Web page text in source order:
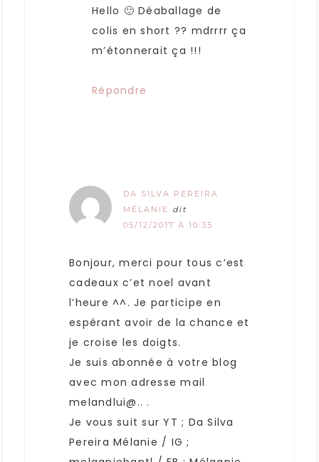
Hello 🙂 Déaballage de
colis en short ?? mdrrrr ça
m’étonnerait ça !!!
Répondre
DA SILVA PEREIRA
MÉLANIE dit
05/12/2017 À 10:35
Bonjour, merci pour tous c’est
cadeaux c’et noel avant
l’heure ^^. Je participe en
espérant avoir de la chance et
je croise les doigts.
Je suis abonnée à votre blog
avec mon adresse mail
melandlui@.. .
Je vous suit sur YT ; Da Silva
Pereira Mélanie / IG ;